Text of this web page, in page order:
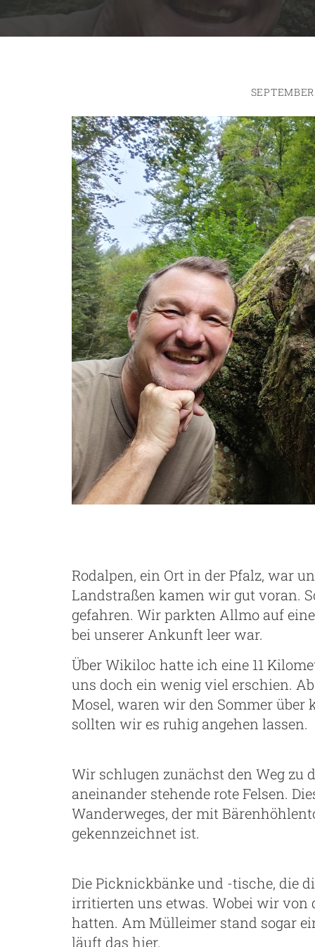
Rodalpen, ein Ort in der Pfalz, war
Landstraßen kamen wir gut voran.
gefahren. Wir parkten Allmo auf
bei unserer Ankunft leer war.
Über Wikiloc hatte ich eine 11
uns doch ein wenig viel erschien.
Mosel, waren wir den Sommer über
sollten wir es ruhig angehen lassen.
Wir schlugen zunächst den Weg zu
aneinander stehende rote Felsen.
Wanderweges, der mit
gekennzeichnet ist.
Die Picknickbänke und -tische, die
irritierten uns etwas. Wobei wir von
hatten. Am Mülleimer stand sogar
läuft das hier.